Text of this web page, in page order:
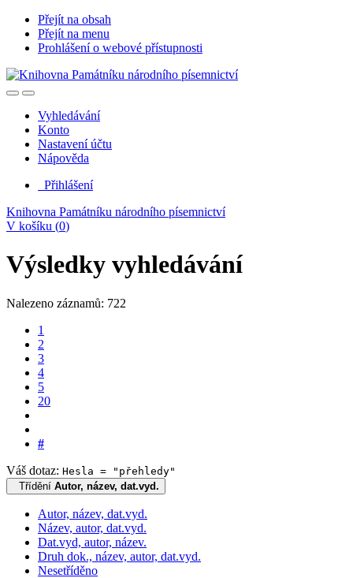
Přejít na obsah
Přejít na menu
Prohlášení o webové přístupnosti
Vyhledávání
Konto
Nastavení účtu
Nápověda
Přihlášení
Knihovna Památníku národního písemnictví
V košíku (0)
Výsledky vyhledávání
Nalezeno záznamů: 722
1
2
3
4
5
20
#
Váš dotaz: Hesla = "přehledy"
Třídění Autor, název, dat.vyd.
Autor, název, dat.vyd.
Název, autor, dat.vyd.
Dat.vyd, autor, název.
Druh dok., název, autor, dat.vyd.
Nesetříděno